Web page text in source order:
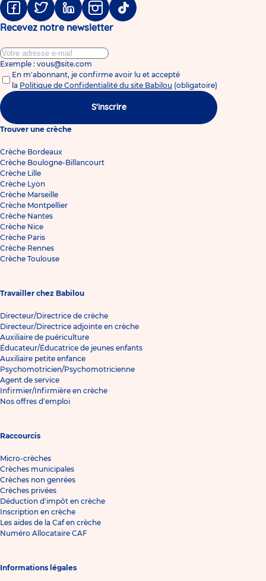
FacebookTwitter LinkedinInstagramTiktok
Recevez notre newsletter
Exemple : vous@site.com
En m'abonnant, je confirme avoir lu et accepté
la Politique de Confidentialité du site Babilou (obligatoire)
S'inscrire
Trouver une crèche
Crèche Bordeaux
Crèche Boulogne-Billancourt
Crèche Lille
Crèche Lyon
Crèche Marseille
Crèche Montpellier
Crèche Nantes
Crèche Nice
Crèche Paris
Crèche Rennes
Crèche Toulouse
Travailler chez Babilou
Directeur/Directrice de crèche
Directeur/Directrice adjointe en crèche
Auxiliaire de puériculture
Éducateur/Éducatrice de jeunes enfants
Auxiliaire petite enfance
Psychomotricien/Psychomotricienne
Agent de service
Infirmier/Infirmière en crèche
Nos offres d'emploi
Raccourcis
Micro-crèches
Crèches municipales
Crèches non genrées
Crèches privées
Déduction d'impôt en crèche
Inscription en crèche
Les aides de la Caf en crèche
Numéro Allocataire CAF
Informations légales